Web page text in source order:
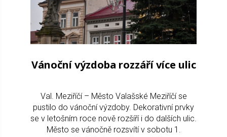
Vánoční výzdoba rozzáří více ulic
Val. Meziříčí – Město Valašské Meziříčí se
pustilo do vánoční výzdoby. Dekorativní prvky
se v letošním roce nově rozšíří i do dalších ulic.
Město se vánočně rozsvítí v sobotu 1.